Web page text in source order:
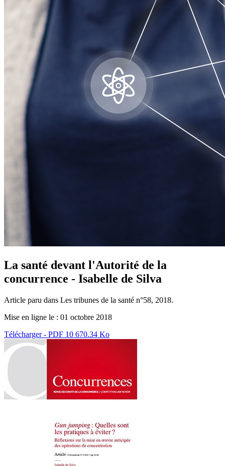
La santé devant l'Autorité de la
concurrence - Isabelle de Silva
Article paru dans Les tribunes de la santé n°58, 2018.
Mise en ligne le : 01 octobre 2018
Télécharger - PDF 10 670.34 Ko